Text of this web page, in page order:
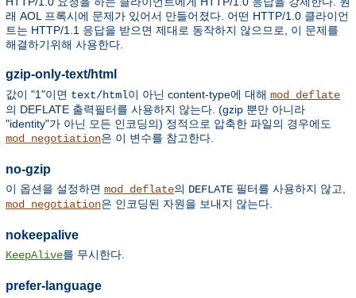
래 AOL 프록시에 문제가 있어서 만들어졌다. 어떤 HTTP/1.0 클라이언
트는 HTTP/1.1 응답을 받으면 제대로 동작하지 않으므로, 이 문제를
해결하기위해 사용한다.
gzip-only-text/html
값이 "1"이면 text/html이 아닌 content-type에 대해 mod_deflate
의 DEFLATE 출력필터를 사용하지 않는다. (gzip 뿐만 아니라
"identity"가 아닌 모든 인코딩의) 정적으로 압축한 파일의 경우에도
mod_negotiation은 이 변수를 참고한다.
no-gzip
이 옵션을 설정하면 mod_deflate의 DEFLATE 필터를 사용하지 않고,
mod_negotiation은 인코딩된 자원을 보내지 않는다.
nokeepalive
KeepAlive를 무시한다.
prefer-language